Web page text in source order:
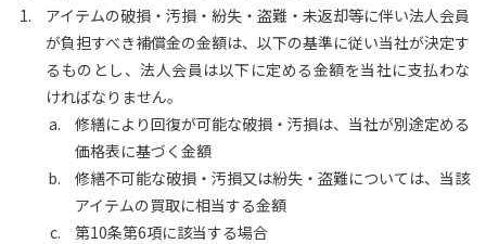
アイテムの破損・汚損・紛失・盗難・未返却等に伴い法人会員
が負担すべき補償金の金額は、以下の基準に従い当社が決定す
るものとし、法人会員は以下に定める金額を当社に支払わな
ければなりません。
修繕により回復が可能な破損・汚損は、当社が別途定める
価格表に基づく金額
修繕不可能な破損・汚損又は紛失・盗難については、当該
アイテムの買取に相当する金額
第10条第6項に該当する場合